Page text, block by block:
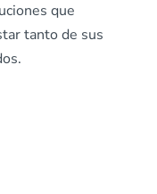
que
tanto de sus